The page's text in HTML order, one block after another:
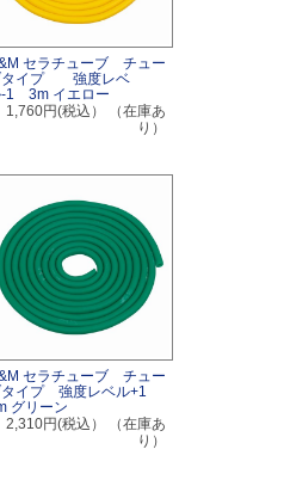
セラチューブ チュー
タイプ 強度レベ
-1 3m イエロー
1,760円(税込）
（在庫あ
り）
セラチューブ チュー
タイプ 強度レベル+1
グリーン
2,310円(税込）
（在庫あ
り）